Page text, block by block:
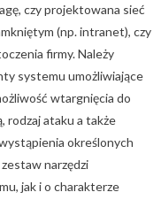
czy projektowana sieć
(np. intranet), czy
firmy. Należy
systemu umożliwiające
wtargnięcia do
rodzaj ataku a także
określonych
narzędzi
jak i o charakterze